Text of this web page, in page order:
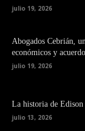
julio 19, 2026
Abogados Cebrián,
económicos y
julio 19, 2026
La historia de
julio 13, 2026